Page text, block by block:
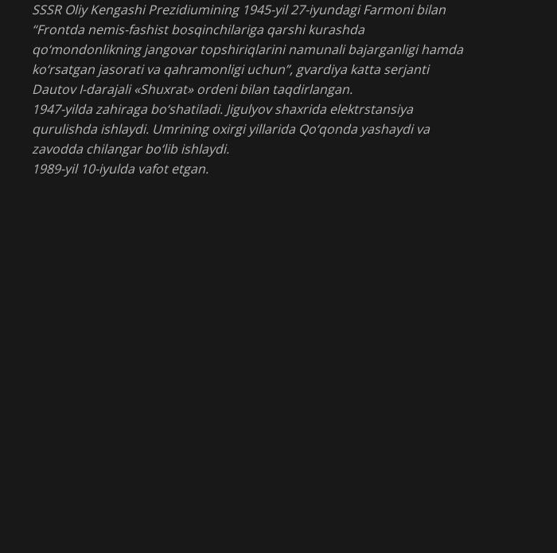
SSSR Oliy Kengashi Prezidiumining 1945-yil 27-iyundagi Farmoni bilan
“Frontda nemis-fashist bosqinchilariga qarshi kurashda
qo‘mondonlikning jangovar topshiriqlarini namunali bajarganligi hamda
ko‘rsatgan jasorati va qahramonligi uchun”, gvardiya katta serjanti
Dautov I-darajali «Shuxrat» ordeni bilan taqdirlangan.
1947-yilda zahiraga bo‘shatiladi. Jigulyov shaxrida elektrstansiya
qurulishda ishlaydi. Umrining oxirgi yillarida Qo‘qonda yashaydi va
zavodda chilangar bo‘lib ishlaydi.
1989-yil 10-iyulda vafot etgan.